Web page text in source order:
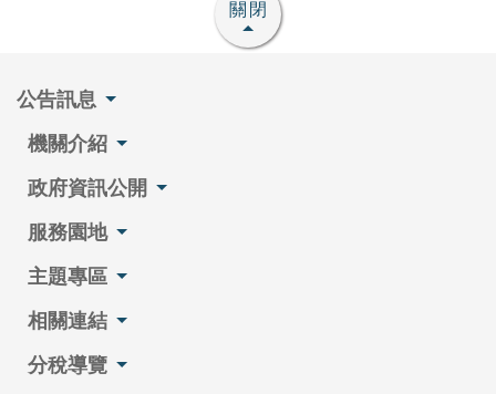
關閉
公告訊息
機關介紹
政府資訊公開
服務園地
主題專區
相關連結
分稅導覽